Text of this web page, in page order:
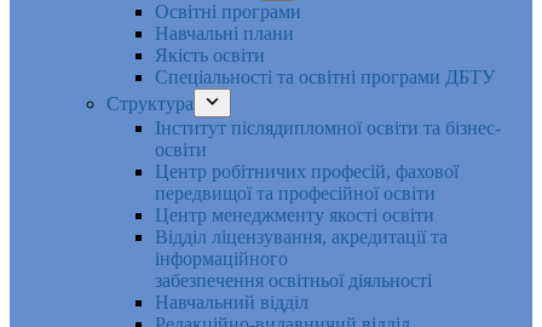
Освітні програми
Навчальні плани
Якість освіти
Спеціальності та освітні програми ДБТУ
Структура
Інститут післядипломної освіти та бізнес-
освіти
Центр робітничих професій, фахової
передвищої та професійної освіти
Центр менеджменту якості освіти
Відділ ліцензування, акредитації та
інформаційного
забезпечення освітньої діяльності
Навчальний відділ